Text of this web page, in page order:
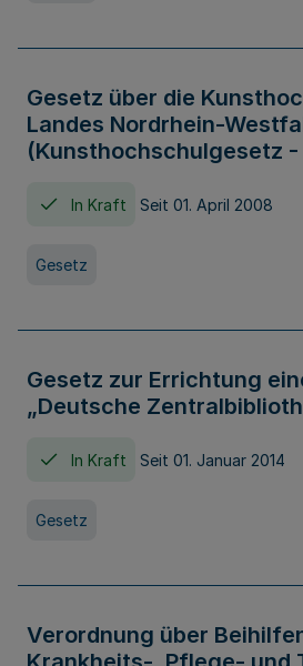
Gesetz über die
Landes Nordrhein-
(Kunsthochschulgesetz -
In Kraft Seit 01. April 2008
Gesetz
Gesetz zur Errichtung
„Deutsche
In Kraft Seit 01. Januar 2014
Gesetz
Verordnung über